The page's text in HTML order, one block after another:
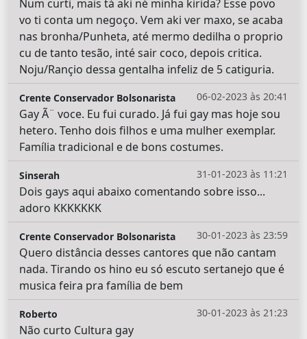
Num curti, mais tá aki né minha kirida? Esse povo
vo ti conta um negoço. Vem aki ver maxo, se acaba
nas bronha/Punheta, até mermo dedilha o proprio
cu de tanto tesão, inté sair coco, depois critica.
Noju/Rançio dessa gentalha infeliz de 5 catiguria.
06-02-2023 às 20:41
Crente Conservador Bolsonarista
Gay Ã¨ voce. Eu fui curado. Já fui gay mas hoje sou
hetero. Tenho dois filhos e uma mulher exemplar.
Família tradicional e de bons costumes.
31-01-2023 às 11:21
Sinserah
Dois gays aqui abaixo comentando sobre isso...
adoro KKKKKKK
30-01-2023 às 23:59
Crente Conservador Bolsonarista
Quero distância desses cantores que não cantam
nada. Tirando os hino eu só escuto sertanejo que é
musica feira pra família de bem
30-01-2023 às 21:23
Roberto
Não curto Cultura gay